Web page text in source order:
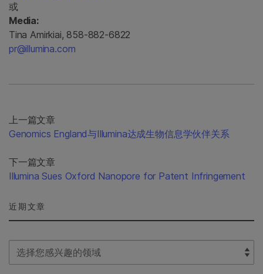
或
Media:
Tina Amirkiai, 858-882-6822
pr@illumina.com
上一篇文章
Genomics England与Illumina达成生物信息学伙伴关系
下一篇文章
Illumina Sues Oxford Nanopore for Patent Infringement
近期文章
Select Filter